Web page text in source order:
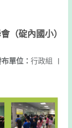
（碇內國小）
單位： 行政組 |